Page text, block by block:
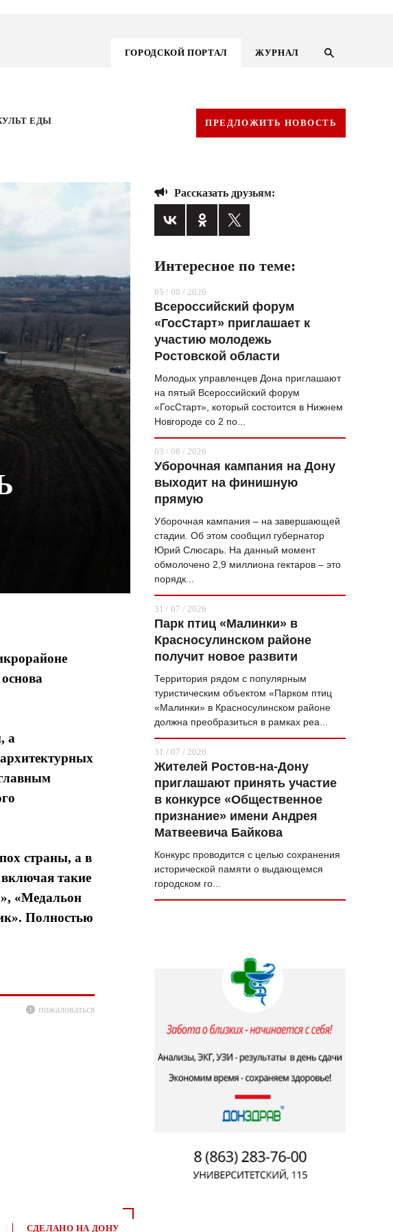
ГОРОДСКОЙ ПОРТАЛ ЖУРНАЛ
ГОРОДСКОЙ ПОРТАЛ
ВОПРОС НЕДЕЛИ
ТАМ И ТУТ
СТИЛЬ ЖИЗНИ
КУЛЬТ ЕДЫ
ЖУРНАЛ
ЕДЫ ПРЕДЛОЖИТЬ НОВОСТЬ
а
страны, а в
включая такие
«Медальон
Полностью
пожаловаться
СДЕЛАНО НА ДОНУ
Рассказать друзьям:
Интересное по теме:
05 / 08 / 2026
Всероссийский форум
«ГосСтарт» приглашает к
участию молодежь
Ростовской области
Молодых управленцев Дона приглашают
на пятый Всероссийский форум
«ГосСтарт», который состоится в Нижнем
Новгороде со 2 по...
03 / 08 / 2026
Уборочная кампания на Дону
выходит на финишную
прямую
Уборочная кампания – на завершающей
стадии. Об этом сообщил губернатор
Юрий Слюсарь. На данный момент
обмолочено 2,9 миллиона гектаров – это
порядк...
31 / 07 / 2026
Парк птиц «Малинки» в
Красносулинском районе
получит новое развити
Территория рядом с популярным
туристическим объектом «Парком птиц
«Малинки» в Красносулинском районе
должна преобразиться в рамках реа...
31 / 07 / 2026
Жителей Ростов-на-Дону
приглашают принять участие
в конкурсе «Общественное
признание» имени Андрея
Матвеевича Байкова
Конкурс проводится с целью сохранения
исторической памяти о выдающемся
городском го...